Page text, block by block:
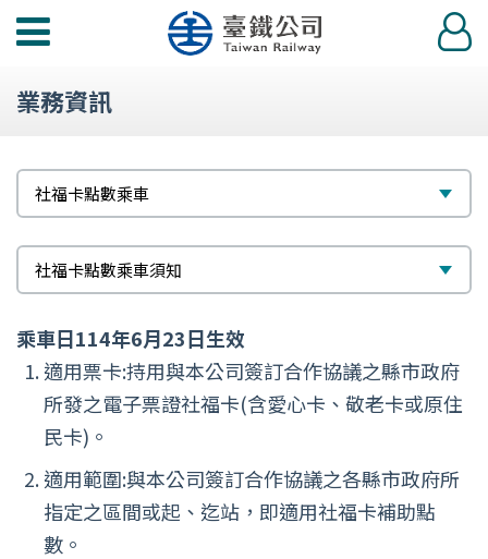
功
選
登
入
業務資訊
題
社福卡點數乘車
標
題
社福卡點數乘車須知
乘車日114年6月23日生效
適用票卡:持用與本公司簽訂合作協議之縣市政府
所發之電子票證社福卡(含愛心卡、敬老卡或原住
民卡)。
適用範圍:與本公司簽訂合作協議之各縣市政府所
指定之區間或起、迄站，即適用社福卡補助點
數。